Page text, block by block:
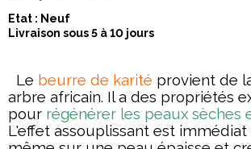
Etat : Neuf
Livraison sous 5 à 10 jours
Le beurre de karité provient de
arbre africain. Il a des propriétés
pour régénérer les peaux sèches
L'effet assouplissant est